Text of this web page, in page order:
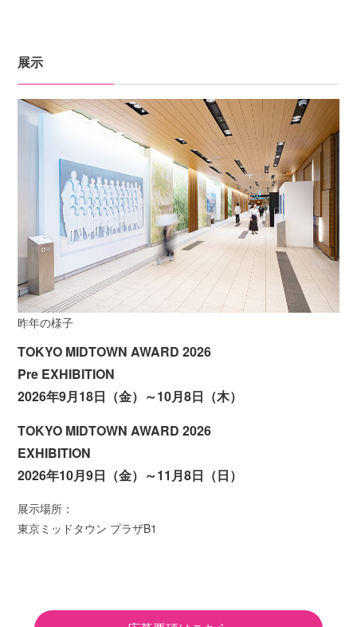
展示
昨年の様子
TOKYO MIDTOWN AWARD 2026
Pre EXHIBITION
2026年9月18日（金）～10月8日（木）
TOKYO MIDTOWN AWARD 2026
EXHIBITION
2026年10月9日（金）～11月8日（日）
展示場所：
東京ミッドタウン プラザB1